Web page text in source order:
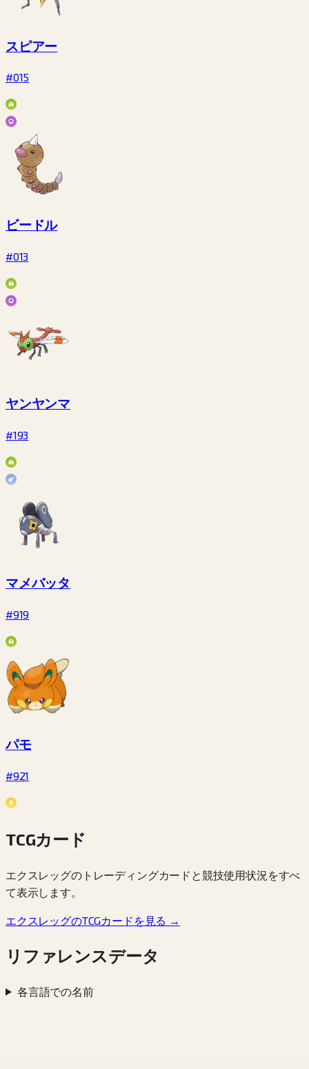
スピアー
#015
ビードル
#013
ヤンヤンマ
#193
マメバッタ
#919
パモ
#921
TCGカード
エクスレッグのトレーディングカードと競技使用状況をすべ
て表示します。
エクスレッグのTCGカードを見る →
リファレンスデータ
各言語での名前